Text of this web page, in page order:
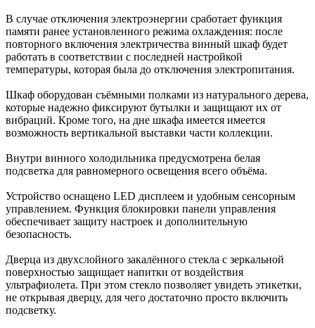
В случае отключения электроэнергии сработает функция
памяти ранее установленного режима охлаждения: после
повторного включения электричества винный шкаф будет
работать в соответствии с последней настройкой
температуры, которая была до отключения электропитания.
Шкаф оборудован съёмными полками из натурального дерева,
которые надежно фиксируют бутылки и защищают их от
вибраций. Кроме того, на дне шкафа имеется имеется
возможность вертикальной выставки части коллекции.
Внутри винного холодильника предусмотрена белая
подсветка для равномерного освещения всего объёма.
Устройство оснащено LED дисплеем и удобным сенсорным
управлением. Функция блокировки панели управления
обеспечивает защиту настроек и дополнительную
безопасность.
Дверца из двухслойного закалённого стекла с зеркальной
поверхностью защищает напитки от воздействия
ультрафиолета. При этом стекло позволяет увидеть этикетки,
не открывая дверцу, для чего достаточно просто включить
подсветку.